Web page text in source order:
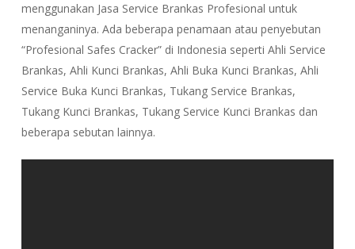
menggunakan Jasa Service Brankas Profesional untuk
menanganinya. Ada beberapa penamaan atau penyebutan
“Profesional Safes Cracker” di Indonesia seperti Ahli Service
Brankas, Ahli Kunci Brankas, Ahli Buka Kunci Brankas, Ahli
Service Buka Kunci Brankas, Tukang Service Brankas,
Tukang Kunci Brankas, Tukang Service Kunci Brankas dan
beberapa sebutan lainnya.